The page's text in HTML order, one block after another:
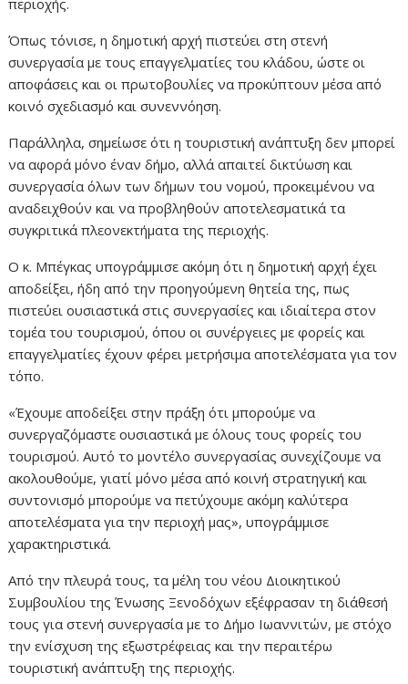
Όπως τόνισε, η δημοτική αρχή πιστεύει στη στενή
συνεργασία με τους επαγγελματίες του κλάδου, ώστε οι
αποφάσεις και οι πρωτοβουλίες να προκύπτουν μέσα από
κοινό σχεδιασμό και συνεννόηση.
Παράλληλα, σημείωσε ότι η τουριστική ανάπτυξη δεν μπορεί
να αφορά μόνο έναν δήμο, αλλά απαιτεί δικτύωση και
συνεργασία όλων των δήμων του νομού, προκειμένου να
αναδειχθούν και να προβληθούν αποτελεσματικά τα
συγκριτικά πλεονεκτήματα της περιοχής.
Ο κ. Μπέγκας υπογράμμισε ακόμη ότι η δημοτική αρχή έχει
αποδείξει, ήδη από την προηγούμενη θητεία της, πως
πιστεύει ουσιαστικά στις συνεργασίες και ιδιαίτερα στον
τομέα του τουρισμού, όπου οι συνέργειες με φορείς και
επαγγελματίες έχουν φέρει μετρήσιμα αποτελέσματα για τον
τόπο.
«Έχουμε αποδείξει στην πράξη ότι μπορούμε να
συνεργαζόμαστε ουσιαστικά με όλους τους φορείς του
τουρισμού. Αυτό το μοντέλο συνεργασίας συνεχίζουμε να
ακολουθούμε, γιατί μόνο μέσα από κοινή στρατηγική και
συντονισμό μπορούμε να πετύχουμε ακόμη καλύτερα
αποτελέσματα για την περιοχή μας», υπογράμμισε
χαρακτηριστικά.
Από την πλευρά τους, τα μέλη του νέου Διοικητικού
Συμβουλίου της Ένωσης Ξενοδόχων εξέφρασαν τη διάθεσή
τους για στενή συνεργασία με το Δήμο Ιωαννιτών, με στόχο
την ενίσχυση της εξωστρέφειας και την περαιτέρω
τουριστική ανάπτυξη της περιοχής.